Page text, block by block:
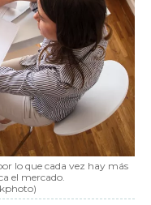
lo que cada vez hay más
el mercado.